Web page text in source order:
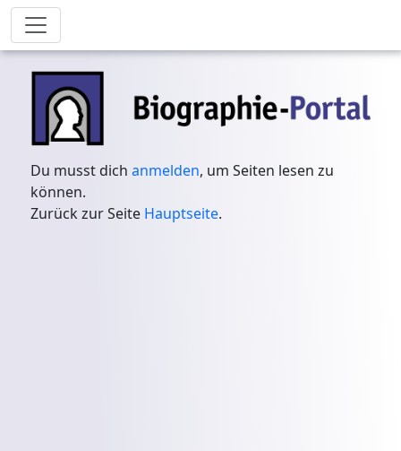
Du musst dichanmelden, um Seiten lesen zu
können.
Zurück zur Seite Hauptseite.